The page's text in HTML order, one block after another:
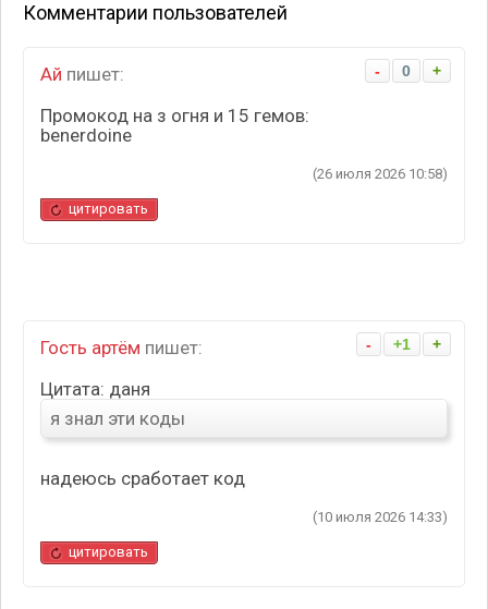
Комментарии пользователей
- 0 +
Ай пишет:
Промокод на з огня и 15 гемов:
benerdoine
(26 июля 2026 10:58)
цитировать
- +1 +
Гость артём пишет:
Цитата: даня
я знал эти коды
надеюсь сработает код
(10 июля 2026 14:33)
цитировать